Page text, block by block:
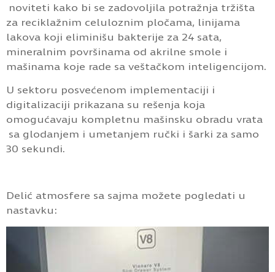
noviteti kako bi se zadovoljila potražnja tržišta
za reciklažnim celuloznim pločama, linijama
lakova koji eliminišu bakterije za 24 sata,
mineralnim površinama od akrilne smole i
mašinama koje rade sa veštačkom inteligencijom.
U sektoru posvećenom implementaciji i
digitalizaciji prikazana su rešenja koja
omogućavaju kompletnu mašinsku obradu vrata
sa glodanjem i umetanjem ručki i šarki za samo
30 sekundi.
Delić atmosfere sa sajma možete pogledati u
nastavku: